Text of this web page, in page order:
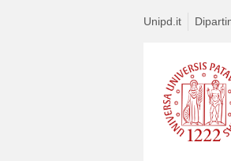
Unipd.it